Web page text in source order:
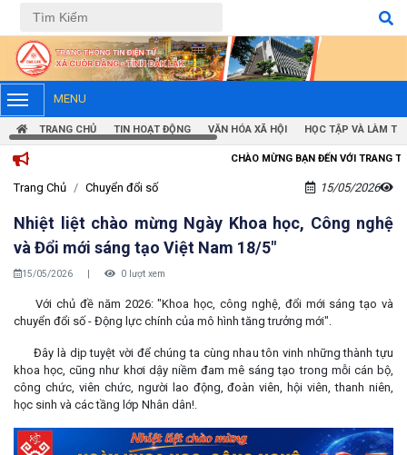
Tiếng Việt Tiếng Anh
MENU
TRANG CHỦ TIN HOẠT ĐỘNG VĂN HÓA XÃ HỘI HỌC TẬP VÀ LÀM
CHÀO MỪNG BẠN ĐẾN VỚI TRANG THÔNG TIN ĐIỆN TỬ
Trang Chủ Chuyển đổi số 15/05/2026
Nhiệt liệt chào mừng Ngày Khoa học, Công nghệ
và Đổi mới sáng tạo Việt Nam 18/5"
15/05/2026 | 0 lượt xem
Với chủ đề năm 2026: "Khoa học, công nghệ, đổi mới sáng tạo và
chuyển đổi số - Động lực chính của mô hình tăng trưởng mới".
Đây là dịp tuyệt vời để chúng ta cùng nhau tôn vinh những thành tựu
khoa học, cũng như khơi dậy niềm đam mê sáng tạo trong mỗi cán bộ,
công chức, viên chức, người lao động, đoàn viên, hội viên, thanh niên,
học sinh và các tầng lớp Nhân dân!.